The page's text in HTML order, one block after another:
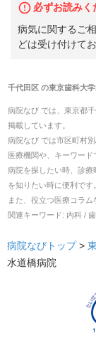
必ずお読みく
病気に関するご
どは受け付けて
千代田区の東京歯科大
病院なび では、 東京都
掲載しています。
病院なび では市区町村
医療機関や、キーワード
病院を探したい時、診
を知りたい時に便利です。
また、役立つ医療コラム
関連キーワード: 内科 /
病院なびトップ>
水道橋病院